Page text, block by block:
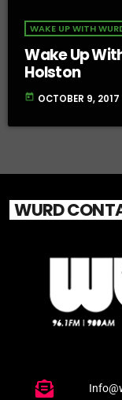
WAKE UP WITH
Wake Up
Holston
today OCTOBER 9, 2017
WURD